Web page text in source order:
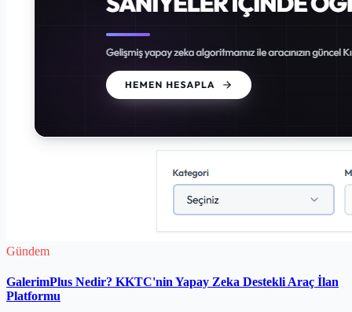
Gündem
GalerimPlus Nedir? KKTC'nin Yapay Zeka Destekli Araç İlan
Platformu